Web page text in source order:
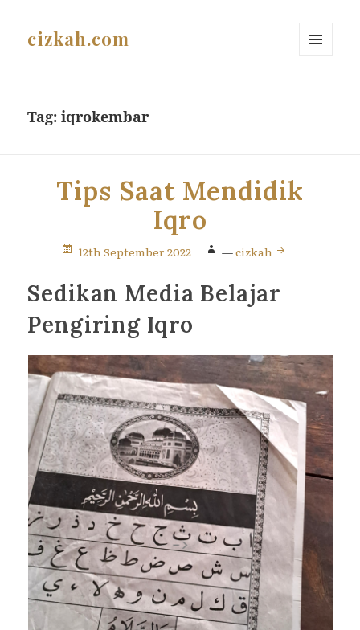
cizkah.com
Tag:iqrokembar
Tips Saat Mendidik
Iqro
12th September 2022 —cizkah
Sedikan Media Belajar
Pengiring Iqro